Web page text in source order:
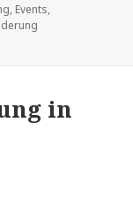
, Events,
in